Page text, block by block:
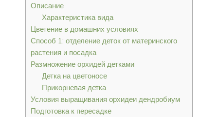
Описание
Характеристика вида
Цветение в домашних условиях
Способ 1: отделение деток от материнского
растения и посадка
Размножение орхидей детками
Детка на цветоносе
Прикорневая детка
Условия выращивания орхидеи дендробиум
Подготовка к пересадке